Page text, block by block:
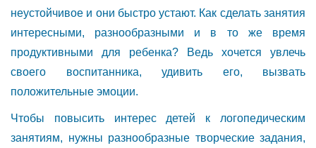
неустойчивое и они быстро устают. Как сделать занятия
интересными, разнообразными и в то же время
продуктивными для ребенка? Ведь хочется увлечь
своего воспитанника, удивить его, вызвать
положительные эмоции.
Чтобы повысить интерес детей к логопедическим
занятиям, нужны разнообразные творческие задания,